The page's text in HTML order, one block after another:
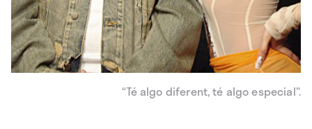
“Té algo diferent, té algo especial”.